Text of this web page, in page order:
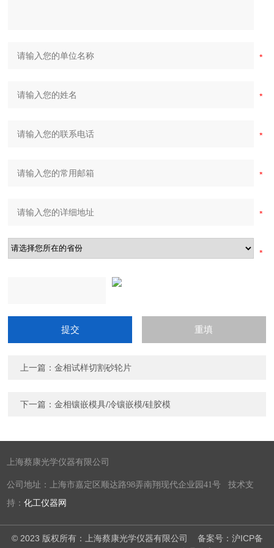
上一篇：金相试样切割砂轮片
下一篇：金相镶嵌模具/冷镶嵌模/硅胶模
上海蔡康光学仪器有限公司
公司地址：上海市嘉定区顺达路98弄南翔现代企业园41号 技术支
持：化工仪器网
© 2023 版权所有：上海蔡康光学仪器有限公司 备案号：沪ICP备